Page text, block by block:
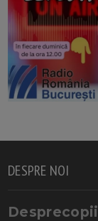
DESPRE NOI